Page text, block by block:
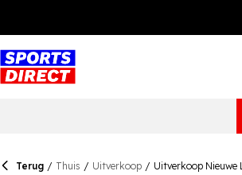
Terug / Thuis / Uitverkoop / Uitverkoop Nieuwe